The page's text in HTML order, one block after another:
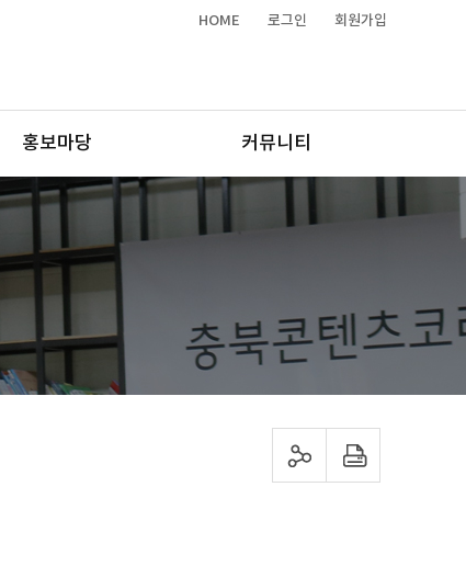
HOME 로그인 회원가입
홍보마당 커뮤니티
sns 공유하기 프린트하기